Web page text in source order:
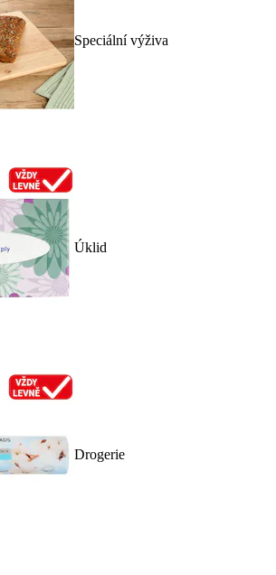
Speciální výživa
Úklid
Drogerie